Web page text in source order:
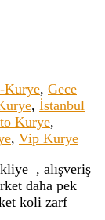
Kurye, Gece
, İstanbul
Kurye,
, Vip Kurye
, alışveriş
daha pek
koli zarf